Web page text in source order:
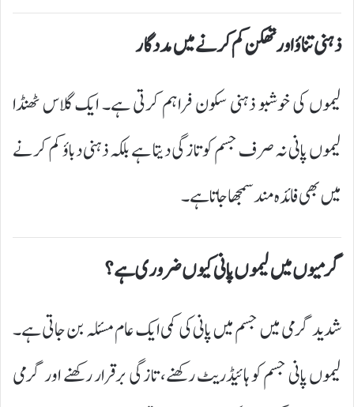
ذہنی تناؤ اور تھکن کم کرنے میں مددگار
لیموں کی خوشبو ذہنی سکون فراہم کرتی ہے۔ ایک گلاس ٹھنڈا
لیموں پانی نہ صرف جسم کو تازگی دیتا ہے بلکہ ذہنی دباؤ کم کرنے
میں بھی فائدہ مند سمجھا جاتا ہے۔
گرمیوں میں لیموں پانی کیوں ضروری ہے؟
شدید گرمی میں جسم میں پانی کی کمی ایک عام مسئلہ بن جاتی ہے۔
لیموں پانی جسم کو ہائیڈریٹ رکھنے، تازگی برقرار رکھنے اور گرمی